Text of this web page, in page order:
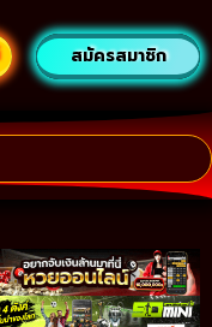
สมัครสมาชิก